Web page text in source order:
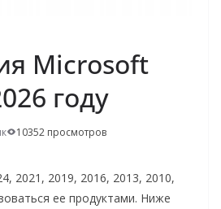
Microsoft
году
10352 просмотров
2021, 2019, 2016, 2013, 2010,
ее продуктами. Ниже